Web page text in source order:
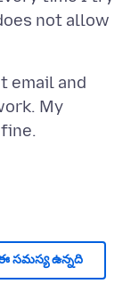
not allow
email and
My
సమస్య ఉన్నది